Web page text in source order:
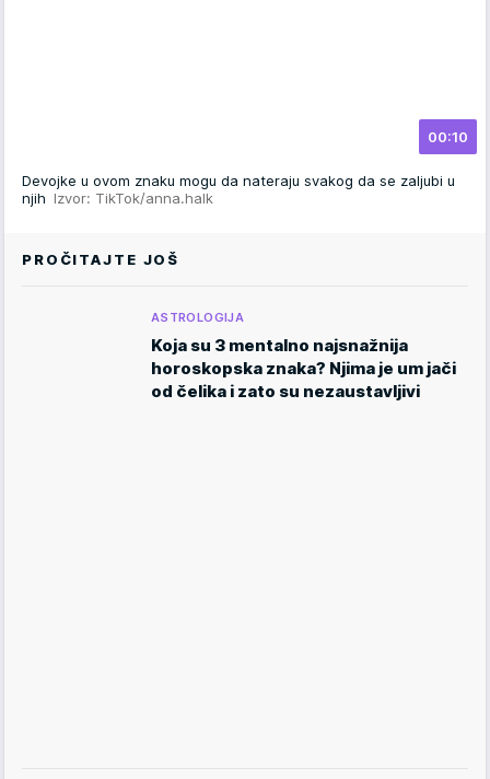
00:10
Devojke u ovom znaku mogu da nateraju svakog da se zaljubi u
njih Izvor: TikTok/anna.halk
PROČITAJTE JOŠ
ASTROLOGIJA
Koja su 3 mentalno najsnažnija
horoskopska znaka? Njima je um jači
od čelika i zato su nezaustavljivi